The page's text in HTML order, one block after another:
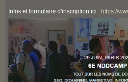
Infos et formulaire d'inscription ici : https://